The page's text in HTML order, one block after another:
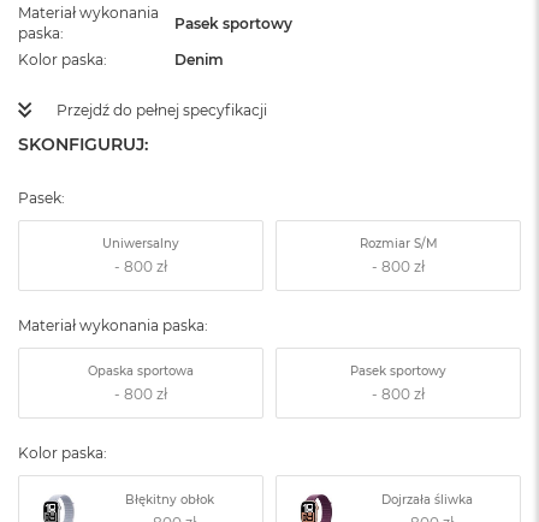
Materiał wykonania
paska
Pasek sportowy
Kolor paska Denim
Przejdź do pełnej specyfikacji
SKONFIGURUJ:
Pasek:
Uniwersalny Rozmiar S/M
Materiał wykonania paska:
Opaska sportowa Pasek sportowy
Kolor paska:
Błękitny obłok Dojrzała śliwka